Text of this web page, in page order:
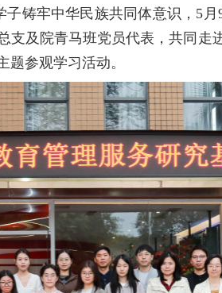
铸牢中华民族共同体意识，5 月
支及院青马班党员代表，共同走
参观学习活动。